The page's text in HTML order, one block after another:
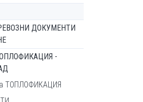
ДОКУМЕНТИ
-
ТОПЛОФИКАЦИЯ